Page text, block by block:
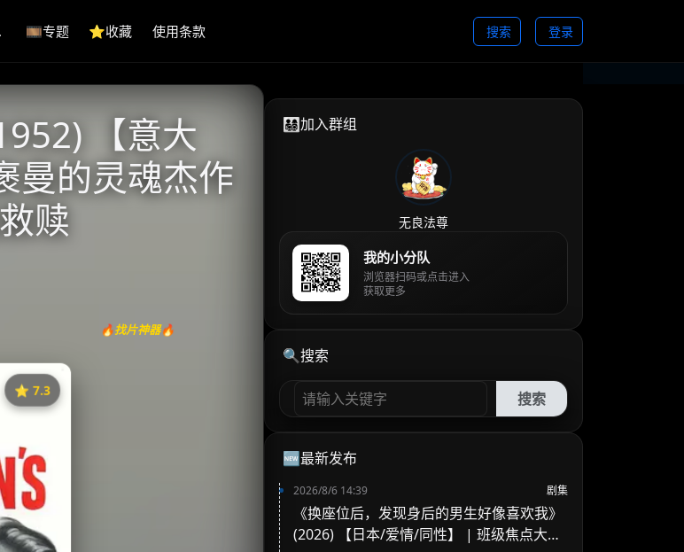
🎞️专题 ⭐️收藏 使用条款 搜索 登录
【意大
曼的灵魂杰作
赎
🔥找片神器🔥
⭐️ 7.3
👨‍👩‍👧‍👦加入群组
无良法尊
我的小分队
浏览器扫码或点击进入
获取更多
🔍搜索
搜索
🆕最新发布
2026/8/6 14:39 剧集
《换座位后，发现身后的男生好像喜欢我》
(2026) 【日本/爱情/同性】 | 班级焦点大帅